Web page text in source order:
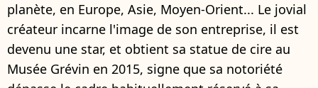
planète, en Europe, Asie, Moyen-Orient... Le jovial
créateur incarne l'image de son entreprise, il est
devenu une star, et obtient sa statue de cire au
Musée Grévin en 2015, signe que sa notoriété